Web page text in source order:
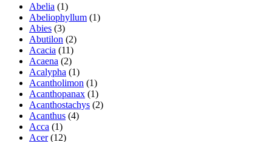
Abelia (1)
Abeliophyllum (1)
Abies (3)
Abutilon (2)
Acacia (11)
Acaena (2)
Acalypha (1)
Acantholimon (1)
Acanthopanax (1)
Acanthostachys (2)
Acanthus (4)
Acca (1)
Acer(12)